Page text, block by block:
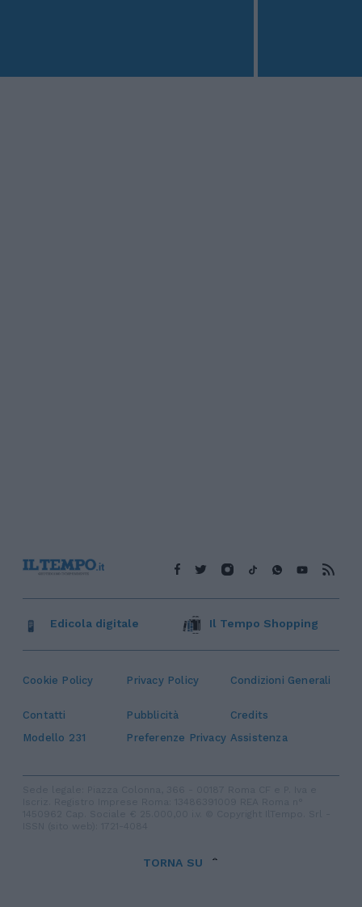
Cookie Policy Privacy Policy Condizioni Generali
Contatti Pubblicità
Credits
Modello 231
Preferenze Privacy Assistenza
Edicola digitale Il Tempo Shopping
TORNA SU